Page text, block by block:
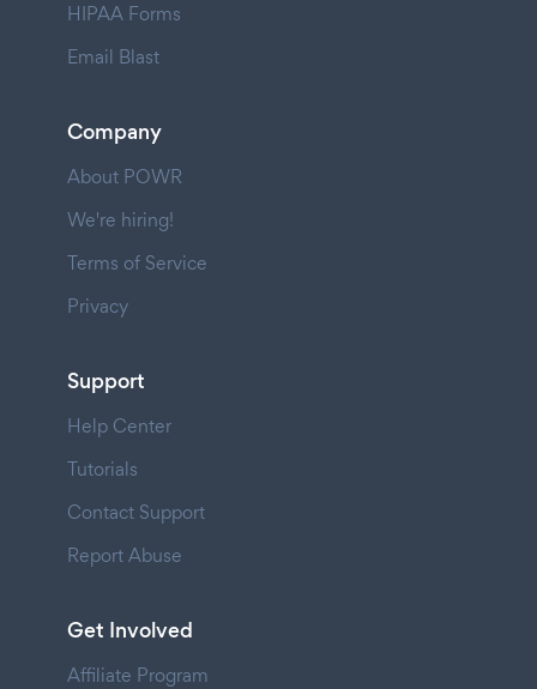
HIPAA Forms
Email Blast
Company
About POWR
We're hiring!
Terms of Service
Privacy
Support
Help Center
Tutorials
Contact Support
Report Abuse
Get Involved
Affiliate Program